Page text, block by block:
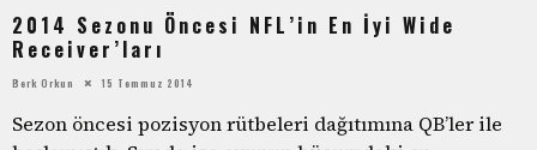
2014 Sezonu Öncesi NFL’in En İyi Wide
Receiver’ları
Berk Orkun 15 Temmuz 2014
Sezon öncesi pozisyon rütbeleri dağıtımına QB’ler ile